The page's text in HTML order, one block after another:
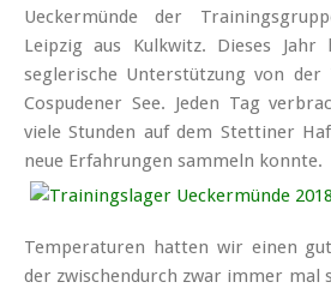
Ueckermünde der
Leipzig aus Kulkwitz. Dieses
seglerische Unter­stützung von der
Cospudener See. Jeden Tag
viele Stunden auf dem Stettiner
neue Erfahrungen sammeln konnte.
Temperaturen hatten wir einen
der zwischen­durch zwar immer mal